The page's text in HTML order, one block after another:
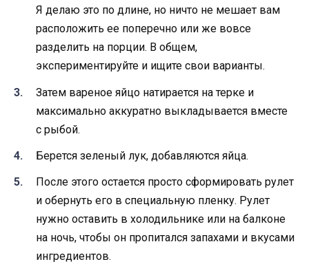
Я делаю это по длине, но ничто не мешает вам
расположить ее поперечно или же вовсе
разделить на порции. В общем,
экспериментируйте и ищите свои варианты.
Затем вареное яйцо натирается на терке и
максимально аккуратно выкладывается вместе
с рыбой.
Берется зеленый лук, добавляются яйца.
После этого остается просто сформировать рулет
и обернуть его в специальную пленку. Рулет
нужно оставить в холодильнике или на балконе
на ночь, чтобы он пропитался запахами и вкусами
ингредиентов.